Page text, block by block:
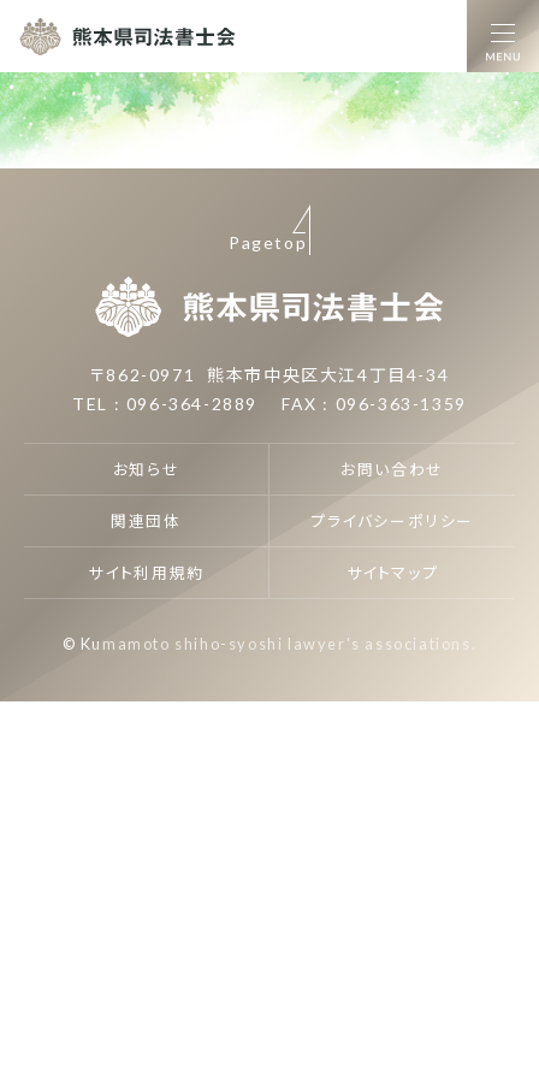
熊本県司法書士
〒862-0971
熊本市中央区大江4丁目4-34
TEL : 096-364-2889
FAX : 096-363-1359
お知らせ お問い合わせ
関連団体 プライバシーポリシー
サイト利用規約 サイトマップ
Pagetop
© Kumamoto shiho-syoshi lawyer's associations.